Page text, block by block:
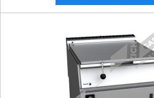
Transport, výdej a regen.
Multifunkce - speciály
Vařiče a výrobníky těstovin
Nástroje